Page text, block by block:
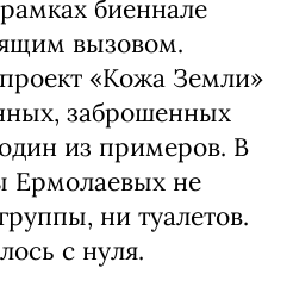
биеннале
вызовом.
«Кожа Земли»
заброшенных
из примеров. В
Ермолаевых не
ни туалетов.
с нуля.